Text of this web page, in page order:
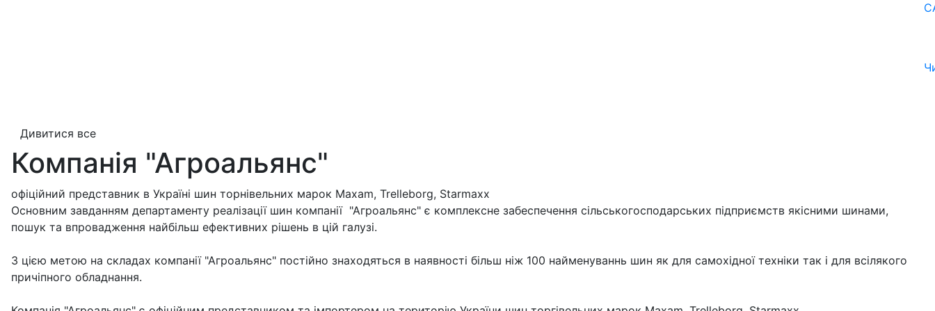
Дивитися все
Компанія "Агроальянс"
офіційний представник в Україні шин торнівельних марок Maxam, Trelleborg, Starmaxx
Основним завданням департаменту реалізації шин компанії "Агроальянс" є комплексне забеспечення сільськогосподарських підприємств якісними шинами,
пошук та впровадження найбільш ефективних рішень в цій галузі.
З цією метою на складах компанії "Агроальянс" постійно знаходяться в наявності більш ніж 100 найменуваннь шин як для самохідної техніки так і для всілякого
причіпного обладнання.